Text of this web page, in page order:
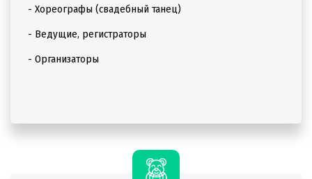
- Хореографы (свадебный танец)
- Ведущие, регистраторы
- Организаторы